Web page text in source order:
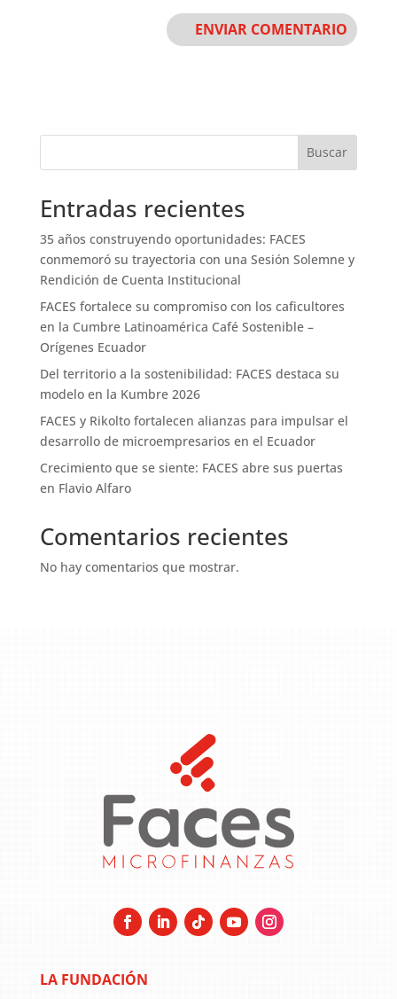
Buscar
Entradas recientes
35 años construyendo oportunidades: FACES
conmemoró su trayectoria con una Sesión Solemne y
Rendición de Cuenta Institucional
FACES fortalece su compromiso con los caficultores
en la Cumbre Latinoamérica Café Sostenible –
Orígenes Ecuador
Del territorio a la sostenibilidad: FACES destaca su
modelo en la Kumbre 2026
FACES y Rikolto fortalecen alianzas para impulsar el
desarrollo de microempresarios en el Ecuador
Crecimiento que se siente: FACES abre sus puertas
en Flavio Alfaro
Comentarios recientes
No hay comentarios que mostrar.
LA FUNDACIÓN